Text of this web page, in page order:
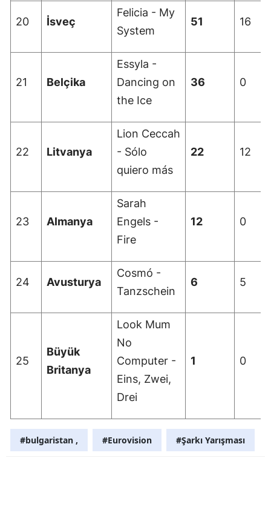
20 İsveç
Felicia - My
System
51 16
21 Belçika
Essyla -
Dancing on
the Ice
36 0
22 Litvanya
Lion Ceccah
- Sólo
quiero más
22 12
23 Almanya
Sarah
Engels -
Fire
12 0
24 Avusturya
Cosmó -
Tanzschein
6 5
25
Büyük
Britanya
Look Mum
No
Computer -
Eins, Zwei,
Drei
1 0
#bulgaristan , #Eurovision #Şarkı Yarışması